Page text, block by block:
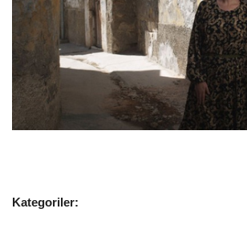
Kategoriler: